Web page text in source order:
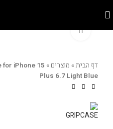
Click to enlarge
דף הבית» מוצרים»
for iPhone 15
Plus 6.7 Light Blue